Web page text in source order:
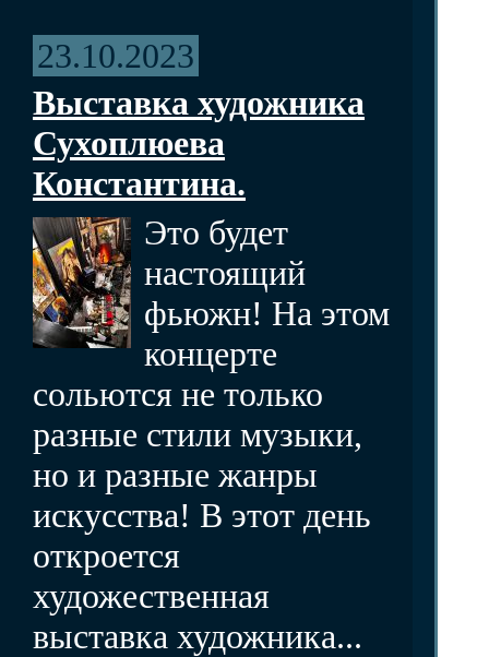
23.10.2023
Выставка художника
Сухоплюева
Константина.
Это будет
настоящий
фьюжн! На этом
концерте
сольются не только
разные стили музыки,
но и разные жанры
искусства! В этот день
откроется
художественная
выставка художника...